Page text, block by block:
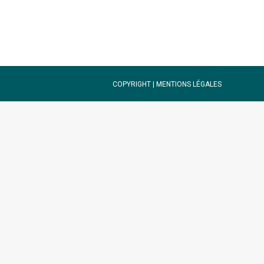
COPYRIGHT | MENTIONS LÉGALES